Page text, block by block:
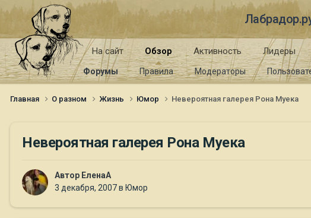
На сайт Обзор
Форумы Правила Модераторы
Активность Лидеры
Главная О разном Жизнь Юмор Невероятная галерея Рона Муека
Невероятная галерея Рона Муека
Автор ЕленаА
3 декабря, 2007в Юмор